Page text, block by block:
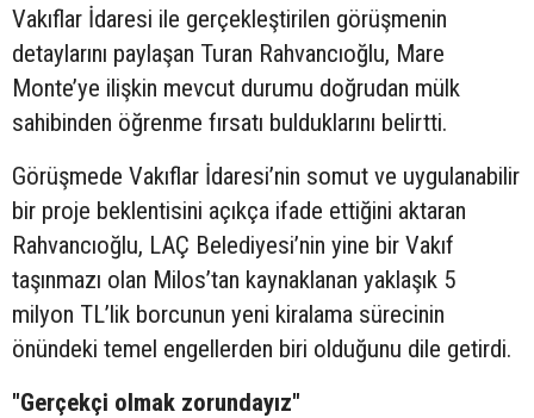
Vakıflar İdaresi ile gerçekleştirilen görüşmenin
detaylarını paylaşan Turan Rahvancıoğlu, Mare
Monte’ye ilişkin mevcut durumu doğrudan mülk
sahibinden öğrenme fırsatı bulduklarını belirtti.
Görüşmede Vakıflar İdaresi’nin somut ve uygulanabilir
bir proje beklentisini açıkça ifade ettiğini aktaran
Rahvancıoğlu, LAÇ Belediyesi’nin yine bir Vakıf
taşınmazı olan Milos’tan kaynaklanan yaklaşık 5
milyon TL’lik borcunun yeni kiralama sürecinin
önündeki temel engellerden biri olduğunu dile getirdi.
"Gerçekçi olmak zorundayız"